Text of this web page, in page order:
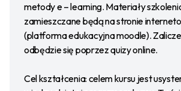
metody e – learning. Materiały
zamieszczane będą na stronie
(platforma edukacyjna moodle).
odbędzie się poprzez quizy online.
Cel kształcenia: celem kursu jest